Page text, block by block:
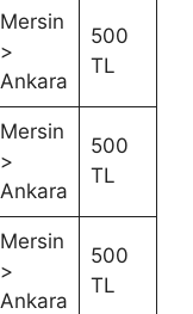
Mersin
>
Ankara
500
TL
Mersin
>
Ankara
500
TL
Mersin
>
Ankara
500
TL